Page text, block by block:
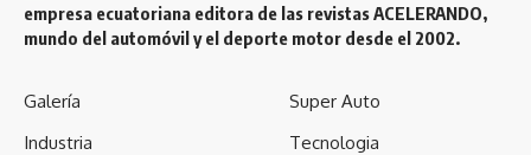
empresa ecuatoriana editora de las revistas ACELERANDO,
mundo del automóvil y el deporte motor desde el 2002.
Galería
Industria
Super Auto
Tecnologia